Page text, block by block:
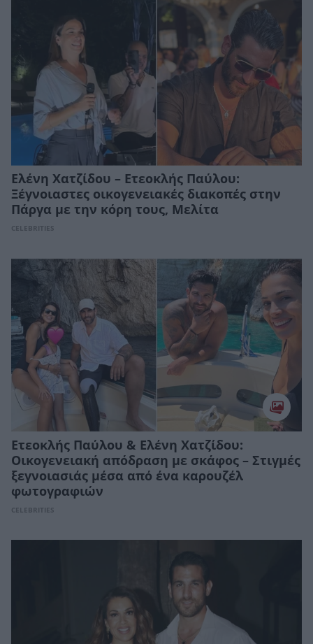
Ελένη Χατζίδου – Ετεοκλής Παύλου:
Ξέγνοιαστες οικογενειακές διακοπές στην
Πάργα με την κόρη τους, Μελίτα
CELEBRITIES
Ετεοκλής Παύλου & Ελένη Χατζίδου:
Οικογενειακή απόδραση με σκάφος – Στιγμές
ξεγνοιασιάς μέσα από ένα καρουζέλ
φωτογραφιών
CELEBRITIES